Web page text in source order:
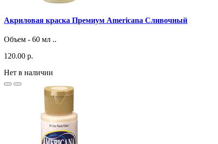
Акриловая краска Премиум Americana Сливочный
Объем - 60 мл ..
120.00 р.
Нет в наличии